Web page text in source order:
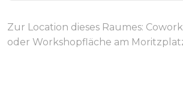
Zur Location dieses Raumes:
oder Workshopfläche am